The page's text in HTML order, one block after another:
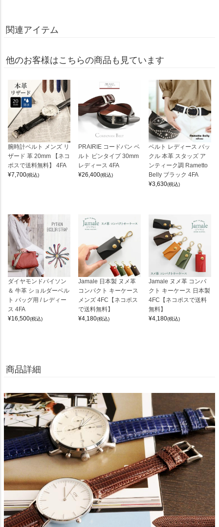
関連アイテム
他のお客様はこちらの商品も見ています
腕時計ベルト メンズ リ
ザード 革 20mm 【ネコ
ポスで送料無料】 4FA
¥7,700(税込)
PRAIRIE コードバン ベ
ルト ピンタイプ 30mm
レディース 4FA
¥26,400(税込)
ベルト レディース バッ
クル 本革 スタッズ ア
ンティーク調 Rametto
Belly ブラック 4FA
¥3,630(税込)
ダイヤモンドパイソン
＆ 牛革 ショルダーベル
ト バッグ用 / レディー
ス 4FA
¥16,500(税込)
Jamale 日本製 ヌメ革
コンパクト キーケース
メンズ 4FC【ネコポス
で送料無料】
¥4,180(税込)
Jamale ヌメ革 コンパ
クト キーケース 日本製
4FC【ネコポスで送料
無料】
¥4,180(税込)
商品詳細